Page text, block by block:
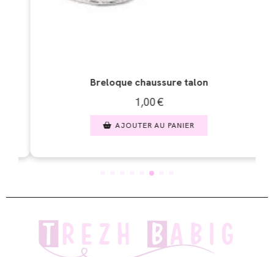
chaussure talon